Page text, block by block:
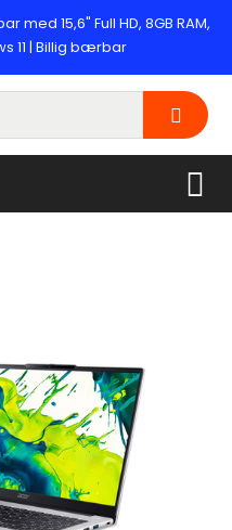
med 15,6" Full HD, 8GB RAM,
11 | Billig bærbar